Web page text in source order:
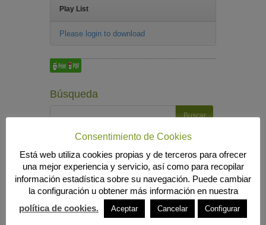
Play List
Please login to download
Búsqueda
INICIO
ANIERAC
Presentación
Funciones
Listado de Asociados
Listado Completo
Consentimiento de Cookies
Está web utiliza cookies propias y de terceros para ofrecer
una mejor experiencia y servicio, así como para recopilar
información estadística sobre su navegación. Puede cambiar
la configuración u obtener más información en nuestra
política de cookies.
Aceptar Cancelar Configurar